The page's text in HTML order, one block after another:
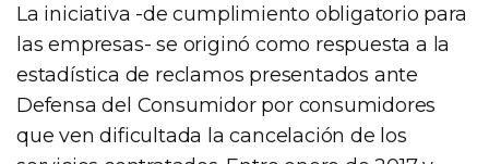
La iniciativa -de cumplimiento obligatorio para
las empresas- se originó como respuesta a la
estadística de reclamos presentados ante
Defensa del Consumidor por consumidores
que ven dificultada la cancelación de los